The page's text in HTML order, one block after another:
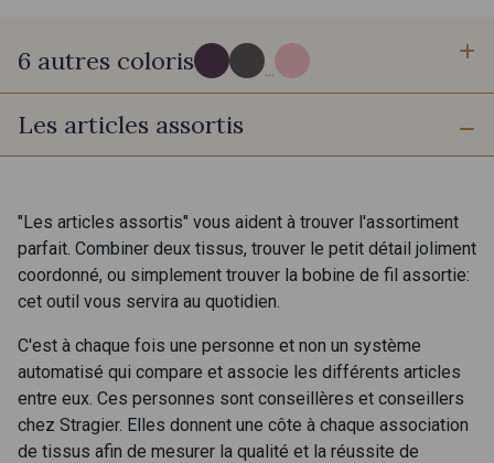
6 autres coloris ...
H - H
K - K L - L
Les articles assortis
"Les articles assortis" vous aident à trouver l'assortiment
parfait. Combiner deux tissus, trouver le petit détail joliment
coordonné, ou simplement trouver la bobine de fil assortie:
cet outil vous servira au quotidien.
C'est à chaque fois une personne et non un système
automatisé qui compare et associe les différents articles
entre eux. Ces personnes sont conseillères et conseillers
chez Stragier. Elles donnent une côte à chaque association
de tissus afin de mesurer la qualité et la réussite de